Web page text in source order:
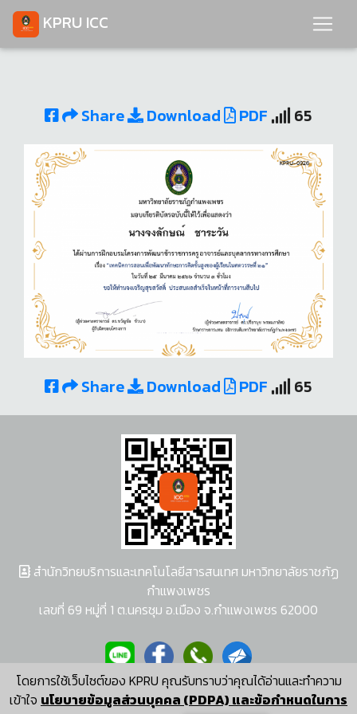
KPRU ICC
Share Download PDF 65
Share Download PDF 65
โดยการใช้เว็บไซต์ของ KPRU คุณรับทราบว่าคุณได้อ่านและทำความ
เข้าใจ นโยบายข้อมูลส่วนบุคคล (PDPA) และข้อกำหนดในการ
สำนักวิทยบริการและเทคโนโลยีสารสนเทศ มหาวิทยาลัยราชภัฏ
กำแพงเพชร
เลขที่ 69 หมู่ที่ 1 ต.นครชุม อ.เมือง จ.กำแพงเพชร 62000
ผู้พัฒนาระบบ อนุชา พวงผกา